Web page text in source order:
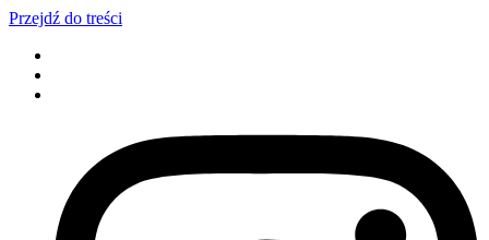
Przejdź do treści